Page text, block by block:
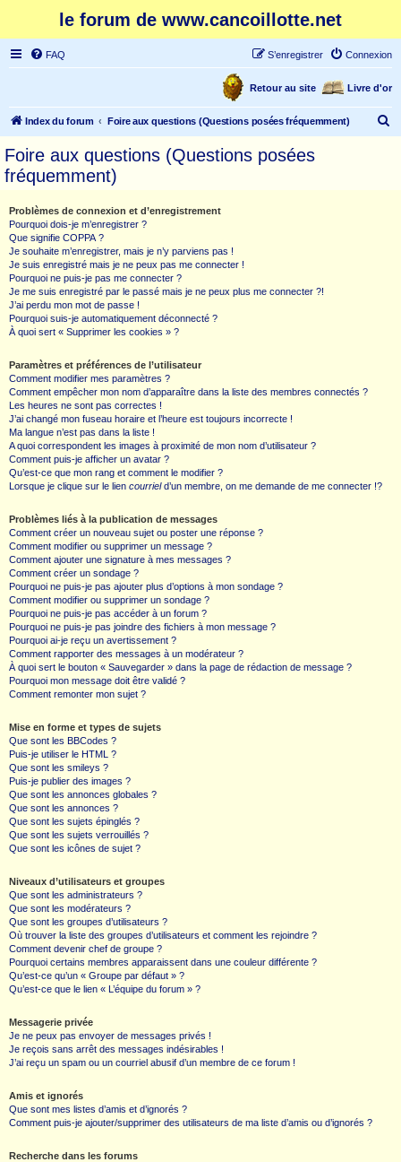
le forum de www.cancoillotte.net
FAQ Connexion
S’enregistrer
Livre d'or
Retour au site
Index du forum Foire aux questions (Questions posées fréquemment)
Foire aux questions (Questions posées
fréquemment)
Problèmes de connexion et d’enregistrement
Pourquoi dois-je m’enregistrer ?
Que signifie COPPA ?
Je souhaite m’enregistrer, mais je n’y parviens pas !
Je suis enregistré mais je ne peux pas me connecter !
Pourquoi ne puis-je pas me connecter ?
Je me suis enregistré par le passé mais je ne peux plus me connecter ?!
J’ai perdu mon mot de passe !
Pourquoi suis-je automatiquement déconnecté ?
À quoi sert « Supprimer les cookies » ?
Paramètres et préférences de l’utilisateur
Comment modifier mes paramètres ?
Comment empêcher mon nom d’apparaître dans la liste des membres connectés ?
Les heures ne sont pas correctes !
J’ai changé mon fuseau horaire et l’heure est toujours incorrecte !
Ma langue n’est pas dans la liste !
A quoi correspondent les images à proximité de mon nom d’utilisateur ?
Comment puis-je afficher un avatar ?
Qu’est-ce que mon rang et comment le modifier ?
Lorsque je clique sur le lien courrield’un membre, on me demande de me connecter !?
Problèmes liés à la publication de messages
Comment créer un nouveau sujet ou poster une réponse ?
Comment modifier ou supprimer un message ?
Comment ajouter une signature à mes messages ?
Comment créer un sondage ?
Pourquoi ne puis-je pas ajouter plus d’options à mon sondage ?
Comment modifier ou supprimer un sondage ?
Pourquoi ne puis-je pas accéder à un forum ?
Pourquoi ne puis-je pas joindre des fichiers à mon message ?
Pourquoi ai-je reçu un avertissement ?
Comment rapporter des messages à un modérateur ?
À quoi sert le bouton « Sauvegarder » dans la page de rédaction de message ?
Pourquoi mon message doit être validé ?
Comment remonter mon sujet ?
Mise en forme et types de sujets
Que sont les BBCodes ?
Puis-je utiliser le HTML ?
Que sont les smileys ?
Puis-je publier des images ?
Que sont les annonces globales ?
Que sont les annonces ?
Que sont les sujets épinglés ?
Que sont les sujets verrouillés ?
Que sont les icônes de sujet ?
Niveaux d’utilisateurs et groupes
Que sont les administrateurs ?
Que sont les modérateurs ?
Que sont les groupes d’utilisateurs ?
Où trouver la liste des groupes d’utilisateurs et comment les rejoindre ?
Comment devenir chef de groupe ?
Pourquoi certains membres apparaissent dans une couleur différente ?
Qu’est-ce qu’un « Groupe par défaut » ?
Qu’est-ce que le lien « L’équipe du forum » ?
Messagerie privée
Je ne peux pas envoyer de messages privés !
Je reçois sans arrêt des messages indésirables !
J’ai reçu un spam ou un courriel abusif d’un membre de ce forum !
Amis et ignorés
Que sont mes listes d’amis et d’ignorés ?
Comment puis-je ajouter/supprimer des utilisateurs de ma liste d’amis ou d’ignorés ?
Recherche dans les forums